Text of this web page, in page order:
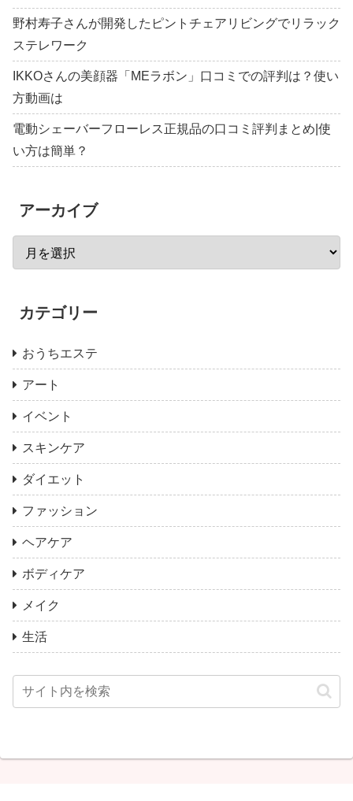
野村寿子さんが開発したピントチェアリビングでリラック
ステレワーク
IKKOさんの美顔器「MEラボン」口コミでの評判は？使い
方動画は
電動シェーバーフローレス正規品の口コミ評判まとめ|使
い方は簡単？
アーカイブ
カテゴリー
おうちエステ
アート
イベント
スキンケア
ダイエット
ファッション
ヘアケア
ボディケア
メイク
生活